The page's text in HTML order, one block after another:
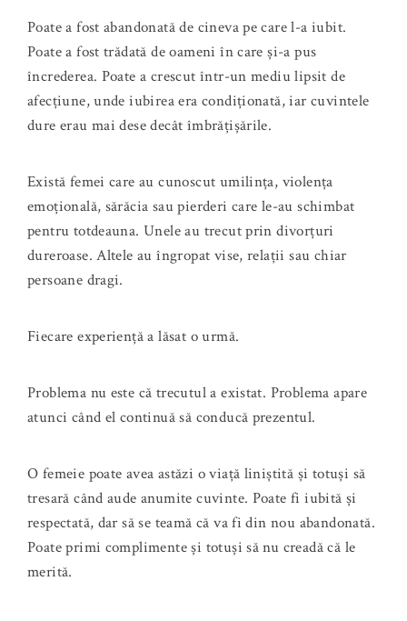
Poate a fost abandonată de cineva pe care l-a iubit.
Poate a fost trădată de oameni în care și-a pus
încrederea. Poate a crescut într-un mediu lipsit de
afecțiune, unde iubirea era condiționată, iar cuvintele
dure erau mai dese decât îmbrățișările.
Există femei care au cunoscut umilința, violența
emoțională, sărăcia sau pierderi care le-au schimbat
pentru totdeauna. Unele au trecut prin divorțuri
dureroase. Altele au îngropat vise, relații sau chiar
persoane dragi.
Fiecare experiență a lăsat o urmă.
Problema nu este că trecutul a existat. Problema apare
atunci când el continuă să conducă prezentul.
O femeie poate avea astăzi o viață liniștită și totuși să
tresară când aude anumite cuvinte. Poate fi iubită și
respectată, dar să se teamă că va fi din nou abandonată.
Poate primi complimente și totuși să nu creadă că le
merită.